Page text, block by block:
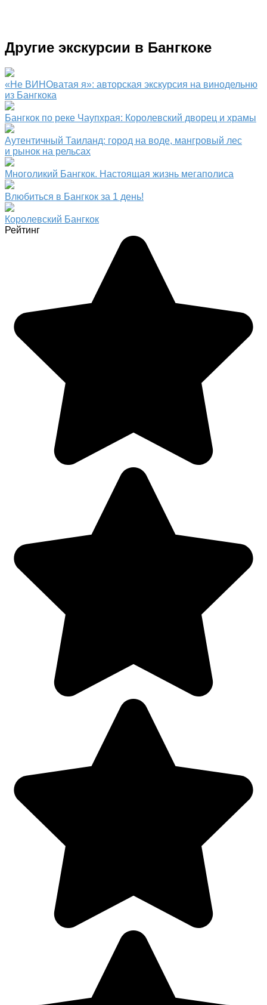
Другие экскурсии в Бангкоке
«Не ВИНОватая я»: авторская экскурсия на винодельню
из Бангкока
Бангкок по реке Чаупхрая: Королевский дворец и храмы
Аутентичный Таиланд: город на воде, мангровый лес
и рынок на рельсах
Многоликий Бангкок. Настоящая жизнь мегаполиса
Влюбиться в Бангкок за 1 день!
Королевский Бангкок
Рейтинг